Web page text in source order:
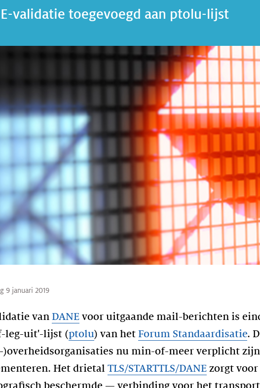
validatie toegevoegd aan ptolu-lijst
9 januari 2019
van DANE voor uitgaande mail-berichten is
leg-uit'-lijst (ptolu) van het Forum Standaardisatie.
)overheidsorganisaties nu min-of-meer verplicht zijn
Het drietal TLS/STARTTLS/DANE zorgt
beschermde — verbinding voor het